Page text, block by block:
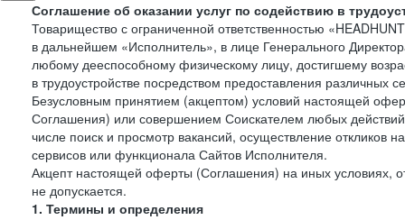
Соглашение об оказании услуг по содействию в
Товарищество с ограниченной ответственностью
в дальнейшем «Исполнитель», в лице Генерального
любому дееспособному физическому лицу, достигшему
в трудоустройстве посредством предоставления различных
Безусловным принятием (акцептом) условий настоящей
Соглашения) или совершением Соискателем любых
числе поиск и просмотр вакансий, осуществление откликов
сервисов или функционала Сайтов Исполнителя.
Акцепт настоящей оферты (Соглашения) на иных условиях,
не допускается.
1. Термины и определения